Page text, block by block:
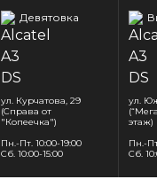
Девятовка
ул. Курчатова, 29
(Справа от
"Копеечка")
Пн.-Пт. 10:00-19:00
Сб. 10:00-15:00
ул.
этаж)
Пн.-
Сб.